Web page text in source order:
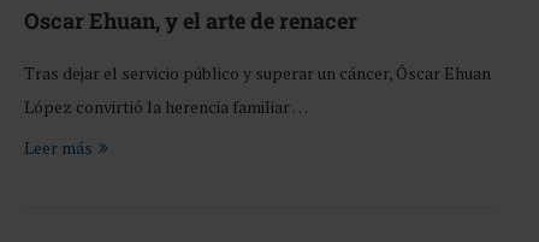
Oscar Ehuan, y el arte de renacer
Tras dejar el servicio público y superar un cáncer, Óscar Ehuan
López convirtió la herencia familiar …
Leer más